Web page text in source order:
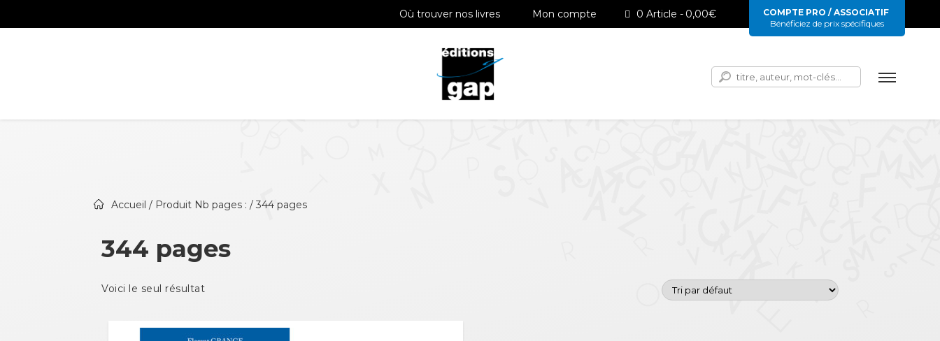
Où trouver nos livres Mon compte 0 Article 0,00€
COMPTE PRO / ASSOCIATIF
Bénéficiez de prix spécifiques
Rechercher :
Accueil / Produit Nb pages : / 344 pages
344 pages
Voici le seul résultat